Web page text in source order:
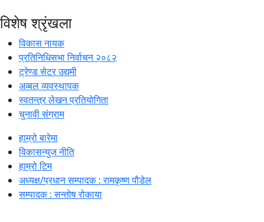
विशेष श्रृंखला
विकास नायक
प्रतिनिधिसभा निर्वाचन २०८२
ट्रेण्ड सेटर उद्यमी
अव्बल व्यवस्थापक
स्वतन्त्र लेखन प्रतियोगिता
चुनावी संग्राम
हाम्रो बारेमा
विकासन्युज नीति
हाम्रो टिम
अध्यक्ष/प्रधान सम्पादक : रामकृष्ण पौडेल
सम्पादक : सन्तोष रोकाया